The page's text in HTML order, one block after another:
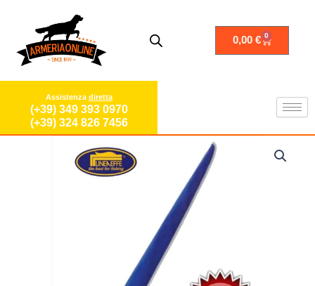
contenuto
0,00€ 0
Carrello
Assistenza diretta
(+39) 349 393 0970
(+39) 324 826 7456